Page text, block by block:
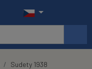
Sudety 1938